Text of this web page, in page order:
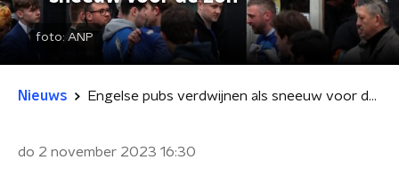
foto: ANP
Nieuws Engelse pubs verdwijnen als sneeuw voor de zon
do 2 november 2023 16:30